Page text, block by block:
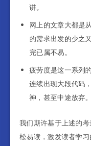
讲。
网上的文章大都是
的需求出发的少之
完已属不易。
疲劳度是这一系列
连续出现大段代码
神，甚至中途放弃。
我们期许基于上述的
松易读，激发读者学习